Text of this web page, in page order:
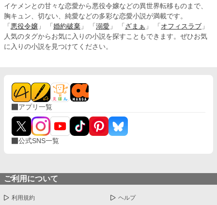
イケメンとの甘々な恋愛から悪役令嬢などの異世界転移ものまで、
胸キュン、切ない、純愛などの多彩な恋愛小説が満載です。
「 悪役令嬢 」 「 婚約破棄 」 「 溺愛 」 「 ざまぁ 」 「 オフィスラブ 」
人気のタグからお気に入りの小説を探すこともできます。ぜひお気
に入りの小説を見つけてください。
アプリ一覧
公式SNS一覧
ご利用について
利用規約 ヘルプ